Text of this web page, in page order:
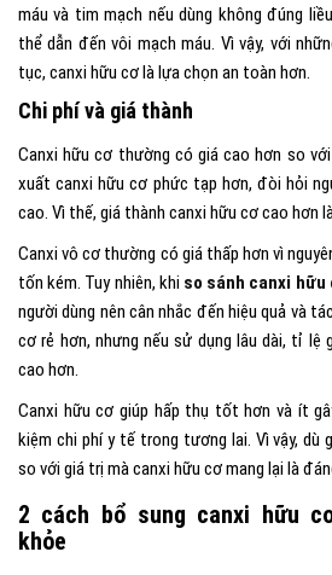
máu và tim mạch nếu dùng không đúng
thể dẫn đến vôi mạch máu. Vì vậy, với
tục, canxi hữu cơ là lựa chọn an toàn hơn.
Chi phí và giá thành
Canxi hữu cơ thường có giá cao hơn so
xuất canxi hữu cơ phức tạp hơn, đòi hỏi
cao. Vì thế, giá thành canxi hữu cơ cao hơn
Canxi vô cơ thường có giá thấp hơn vì
tốn kém. Tuy nhiên, khi so sánh canxi hữu
người dùng nên cân nhắc đến hiệu quả và
cơ rẻ hơn, nhưng nếu sử dụng lâu dài, tỉ lệ
cao hơn.
Canxi hữu cơ giúp hấp thụ tốt hơn và ít
kiệm chi phí y tế trong tương lai. Vì vậy, dù
so với giá trị mà canxi hữu cơ mang lại là
2 cách bổ sung canxi hữu
khỏe